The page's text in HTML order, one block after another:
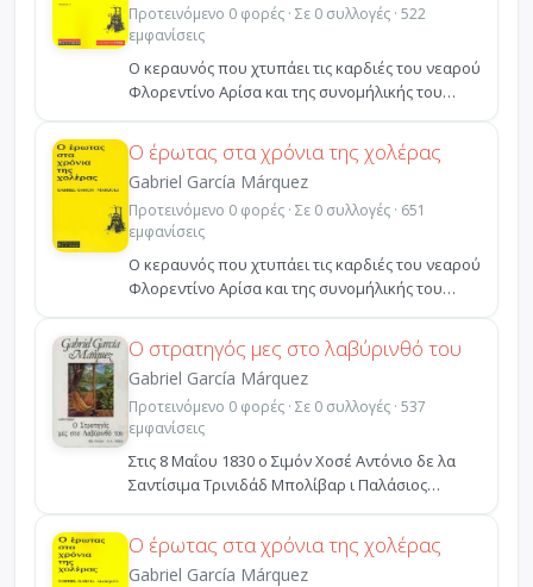
Προτεινόμενο 0 φορές · Σε 0 συλλογές · 522
εμφανίσεις
Ο κεραυνός που χτυπάει τις καρδιές του νεαρού
Φλορεντίνο Αρίσα και της συνομήλικής του
Φερμίνα Δάσα ...
Ο έρωτας στα χρόνια της χολέρας
Gabriel García Márquez
Προτεινόμενο 0 φορές · Σε 0 συλλογές · 651
εμφανίσεις
Ο κεραυνός που χτυπάει τις καρδιές του νεαρού
Φλορεντίνο Αρίσα και της συνομήλικής του
Φερμίνα Δάσα ...
Ο στρατηγός μες στο λαβύρινθό του
Gabriel García Márquez
Προτεινόμενο 0 φορές · Σε 0 συλλογές · 537
εμφανίσεις
Στις 8 Μαΐου 1830 ο Σιμόν Χοσέ Αντόνιο δε λα
Σαντίσιμα Τρινιδάδ Μπολίβαρ ι Παλάσιος
εγκαταλείπει την...
Ο έρωτας στα χρόνια της χολέρας
Gabriel García Márquez